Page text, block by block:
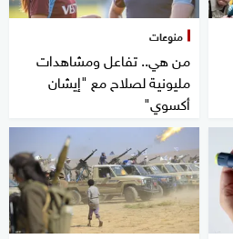
منوعات
من هي.. تفاعل ومشاهدات
مليونية لصلاح مع "إيشان
أكسوي"